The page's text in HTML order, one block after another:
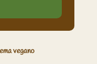
vegano